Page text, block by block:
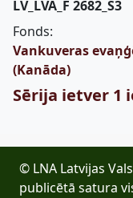
LV_LVA_F 2682_S3
Fonds:
Vankuveras
(Kanāda)
Sērija ietver 1
© LNA Latvijas
publicētā satura